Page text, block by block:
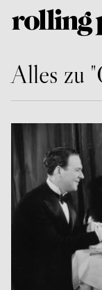
Alles zu